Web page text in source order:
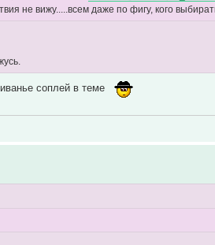
не вижу.....всем даже по фигу, кого
соплей в теме